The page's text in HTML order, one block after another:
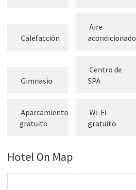
Calefacción
Aire
acondicionado
Gimnasio
Centro de
SPA
Aparcamiento
gratuito
Wi-Fi
gratuito
Hotel On Map